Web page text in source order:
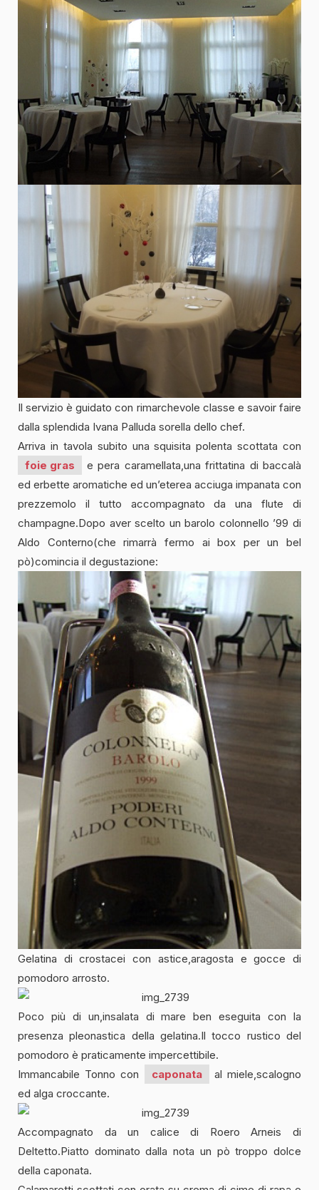
Il servizio è guidato con rimarchevole classe e savoir faire
dalla splendida Ivana Palluda sorella dello chef.
Arriva in tavola subito una squisita polenta scottata con
foie gras
e pera caramellata,una frittatina di baccalà
ed erbette aromatiche ed un’eterea acciuga impanata con
prezzemolo il tutto accompagnato da una flute di
champagne.Dopo aver scelto un barolo colonnello ’99 di
Aldo Conterno(che rimarrà fermo ai box per un bel
pò)comincia il degustazione:
Gelatina di crostacei con astice,aragosta e gocce di
pomodoro arrosto.
Poco più di un,insalata di mare ben eseguita con la
presenza pleonastica della gelatina.Il tocco rustico del
pomodoro è praticamente impercettibile.
Immancabile Tonno con
caponata
al miele,scalogno
ed alga croccante.
Accompagnato da un calice di Roero Arneis di
Deltetto.Piatto dominato dalla nota un pò troppo dolce
della caponata.